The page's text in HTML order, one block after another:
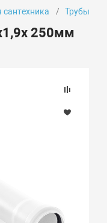
Трубы
250мм